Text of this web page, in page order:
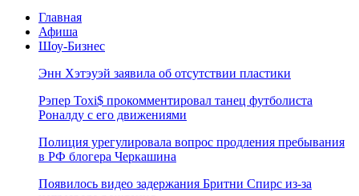
Главная
Афиша
Шоу-Бизнес
Энн Хэтэуэй заявила об отсутствии пластики
Рэпер Toxi$ прокомментировал танец футболиста
Роналду с его движениями
Полиция урегулировала вопрос продления пребывания
в РФ блогера Черкашина
Появилось видео задержания Бритни Спирс из-за